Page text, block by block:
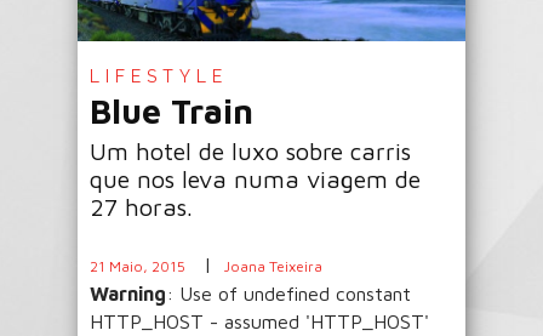
LIFESTYLE
Blue Train
Um hotel de luxo sobre carris
que nos leva numa viagem de
27 horas.
21 Maio, 2015 | Joana Teixeira
Warning: Use of undefined constant
HTTP_HOST - assumed 'HTTP_HOST'